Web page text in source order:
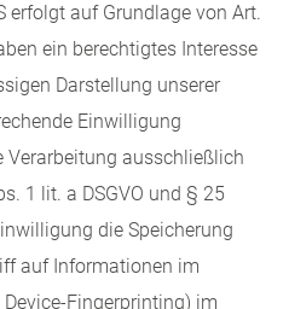
erfolgt auf Grundlage von Art.
ein berechtigtes Interesse
Darstellung unserer
Einwilligung
Verarbeitung ausschließlich
1 lit. a DSGVO und § 25
die Speicherung
auf Informationen im
Fingerprinting) im